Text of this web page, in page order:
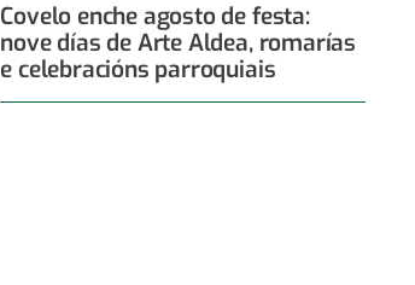
Covelo enche agosto de festa:
nove días de Arte Aldea, romarías
e celebracións parroquiais